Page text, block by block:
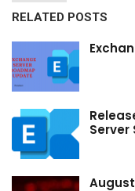
RELATED POSTS
Server